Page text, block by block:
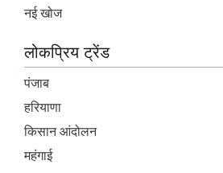
नई खोज
लोकप्रिय ट्रेंड
पंजाब
हरियाणा
किसान आंदोलन
महंगाई